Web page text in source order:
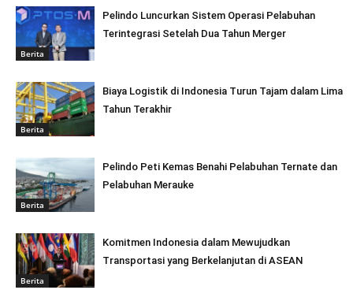
Berita
Pelindo Luncurkan Sistem Operasi Pelabuhan
Terintegrasi Setelah Dua Tahun Merger
Berita
Biaya Logistik di Indonesia Turun Tajam dalam Lima
Tahun Terakhir
Berita
Pelindo Peti Kemas Benahi Pelabuhan Ternate dan
Pelabuhan Merauke
Berita
Komitmen Indonesia dalam Mewujudkan
Transportasi yang Berkelanjutan di ASEAN